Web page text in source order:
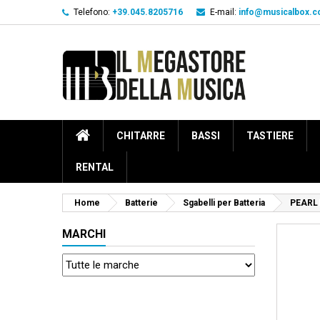
Telefono: +39.045.8205716 E-mail:
CHITARRE BASSI TASTIERE
RENTAL
Home Batterie Sgabelli per Batteria
MARCHI